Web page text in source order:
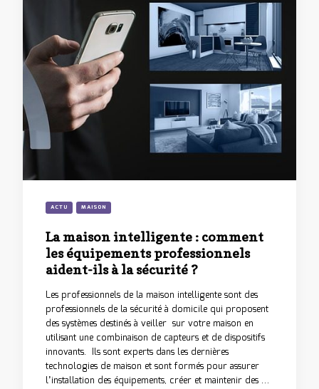
ACTU MAISON
La maison intelligente : comment
les équipements professionnels
aident-ils à la sécurité ?
Les professionnels de la maison intelligente sont des
professionnels de la sécurité à domicile qui proposent
des systèmes destinés à veiller sur votre maison en
utilisant une combinaison de capteurs et de dispositifs
innovants. Ils sont experts dans les dernières
technologies de maison et sont formés pour assurer
l’installation des équipements, créer et maintenir des …